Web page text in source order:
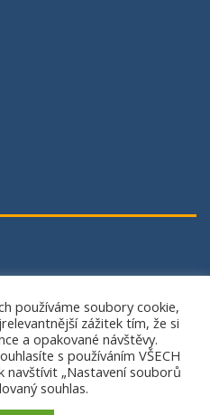
reserved.
používáme soubory cookie,
zážitek tím, že si
a opakované návštěvy.
s používáním VŠECH
navštívit „Nastavení souborů
souhlas.